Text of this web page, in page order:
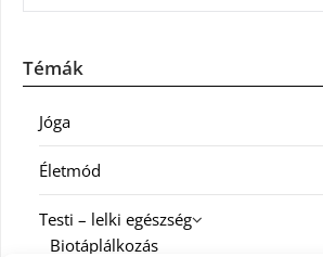
Témák
Jóga
Életmód
Testi – lelki egészség
Biotáplálkozás